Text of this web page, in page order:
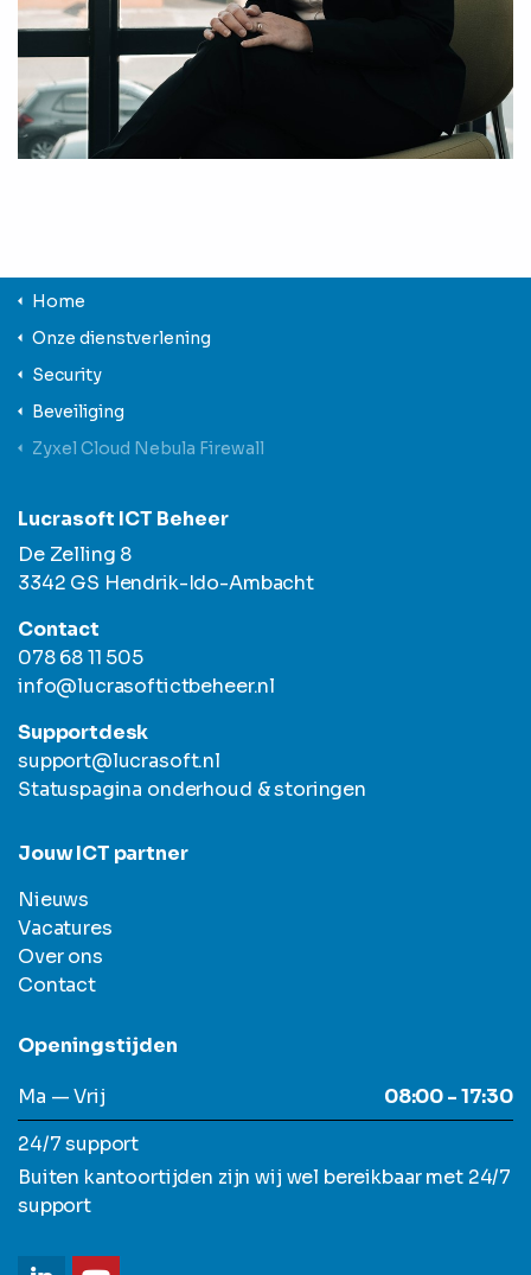
Home
Onze dienstverlening
Security
Beveiliging
Zyxel Cloud Nebula Firewall
Lucrasoft ICT Beheer
De Zelling 8
3342 GS Hendrik-Ido-Ambacht
Contact
078 68 11 505
info@lucrasoftictbeheer.nl
Supportdesk
support@lucrasoft.nl
Statuspagina onderhoud & storingen
Jouw ICT partner
Nieuws
Vacatures
Over ons
Contact
Openingstijden
Ma — Vrij
08:00 - 17:30
24/7 support
Buiten kantoortijden zijn wij wel bereikbaar met 24/7
support